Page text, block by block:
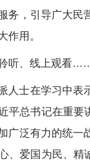
务，引导广大民
作用。
、线上观看……无
士在学习中表示
平总书记在重要
广泛有力的统一
、爱国为民、精